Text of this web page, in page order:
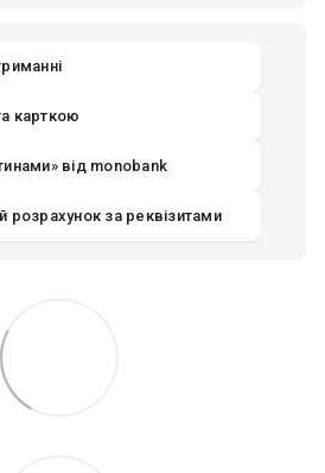
карткою
від monobank
розрахунок за реквізитами